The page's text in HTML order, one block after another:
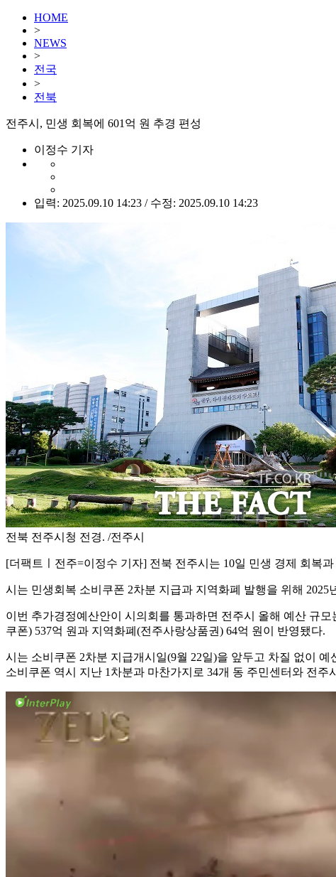
HOME
>
NEWS
>
전국
>
전북
전주시, 민생 회복에 601억 원 추경 편성
이정수 기자
입력: 2025.09.10 14:23 / 수정: 2025.09.10 14:23
전북 전주시청 전경. /전주시
[더팩트ㅣ전주=이정수 기자] 전북 전주시는 10일 민생 경제 회복
시는 민생회복 소비쿠폰 2차분 지급과 지역화폐 발행을 위해
이번 추가경정예산안이 시의회를 통과하면 전주시 올해 예산 규
쿠폰) 537억 원과 지역화폐(전주사랑상품권) 64억 원이 반영됐다.
시는 소비쿠폰 2차분 지급개시일(9월 22일)을 앞두고 차질 없이
소비쿠폰 역시 지난 1차분과 마찬가지로 34개 동 주민센터와 전